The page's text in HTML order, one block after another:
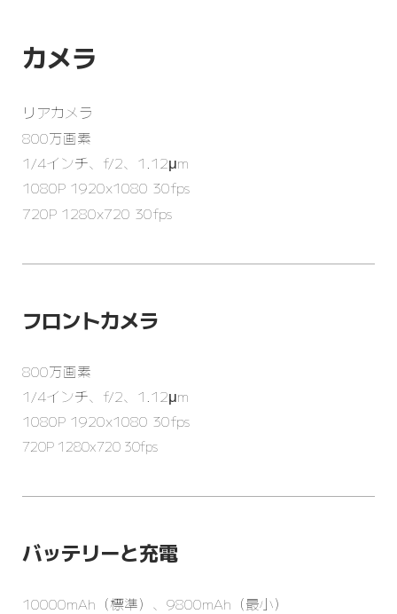
カメラ
リアカメラ
800万画素
1/4インチ、f/2、1.12μm
1080P 1920x1080 30fps
720P 1280x720 30fps
フロントカメラ
800万画素
1/4インチ、f/2、1.12μm
1080P 1920x1080 30fps
720P 1280x720 30fps
バッテリーと充電
10000mAh（標準）、9800mAh（最小）